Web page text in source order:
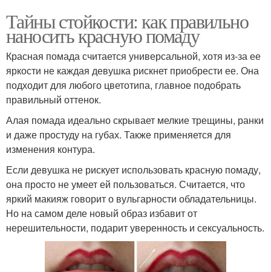
Тайны стойкости: как правильно
наносить красную помаду
Красная помада считается универсальной, хотя из-за ее
яркости не каждая девушка рискнет приобрести ее. Она
подходит для любого цветотипа, главное подобрать
правильный оттенок.
Алая помада идеально скрывает мелкие трещины, ранки
и даже простуду на губах. Также применяется для
изменения контура.
Если девушка не рискует использовать красную помаду,
она просто не умеет ей пользоваться. Считается, что
яркий макияж говорит о вульгарности обладательницы.
Но на самом деле новый образ избавит от
нерешительности, подарит уверенность и сексуальность.